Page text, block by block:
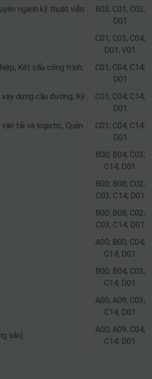
ngành kỹ thuật viễn
B03; C01; C02;
D01
C01; C03; C04;
D01; V01
Kết cấu công trình;
C01; C04; C14;
D01
dựng cầu đường; Kỹ
C01; C04; C14;
D01
tải và logistic, Quản
C01; C04; C14;
D01
B00; B04; C03;
C14; D01
B00; B08; C02;
C03; C14; D01
B00; B08; C02;
C03; C14; D01
A00; B00; C04;
C14; D01
B00; B04; C03;
C14; D01
A00; A09; C03;
C14; D01
sản)
A00; A09; C04;
C14; D01